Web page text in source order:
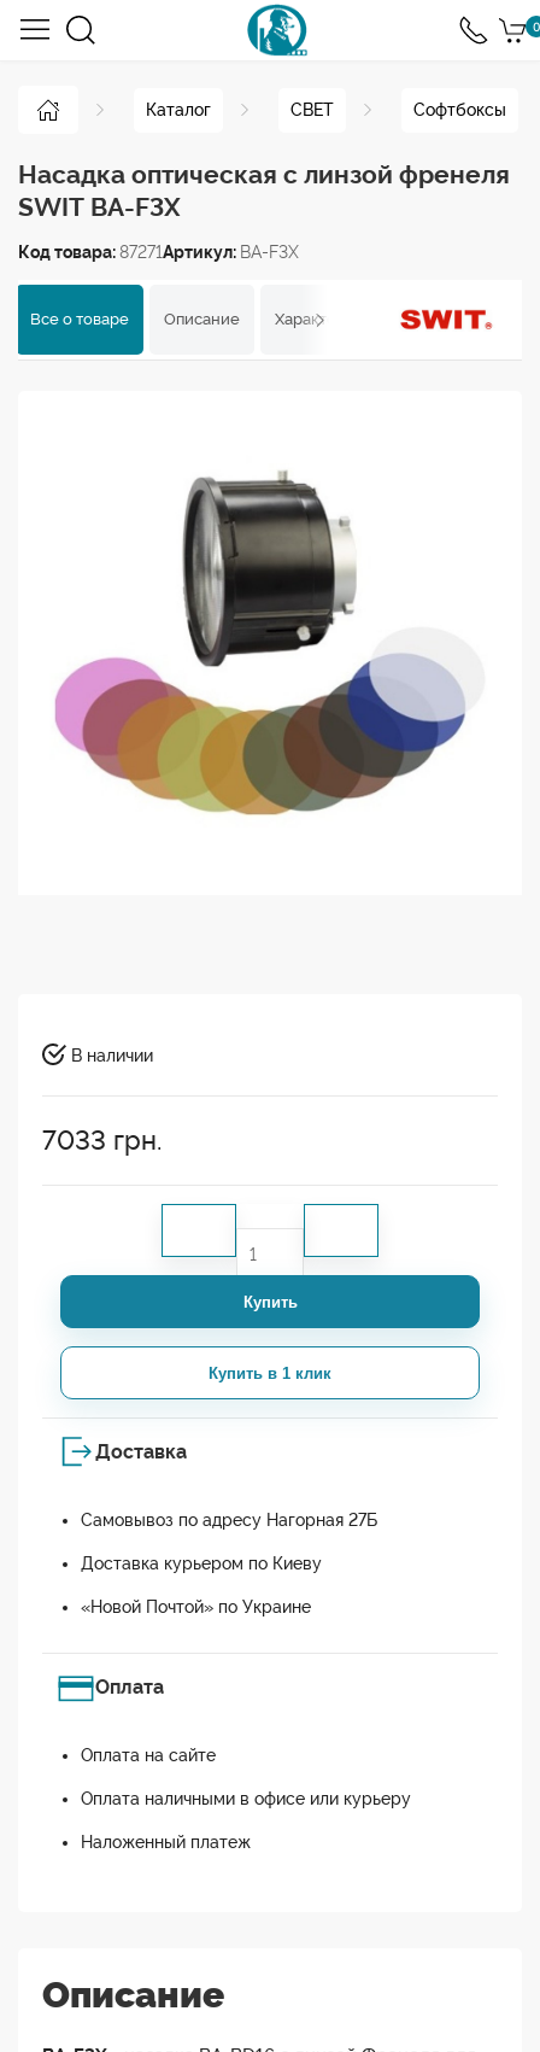
0
Каталог СВЕТ Софтбоксы
Насадка оптическая с линзой френеля
SWIT BA-F3X
Код товара:87271Артикул: BA-F3X
Все о товаре Описание Характеристики Отзывы
В наличии
7033 грн.
Купить
Купить в 1 клик
Доставка
Самовывоз по адресу Нагорная 27Б
Доставка курьером по Киеву
«Новой Почтой» по Украине
Оплата
Оплата на сайте
Оплата наличными в офисе или курьеру
Наложенный платеж
Описание